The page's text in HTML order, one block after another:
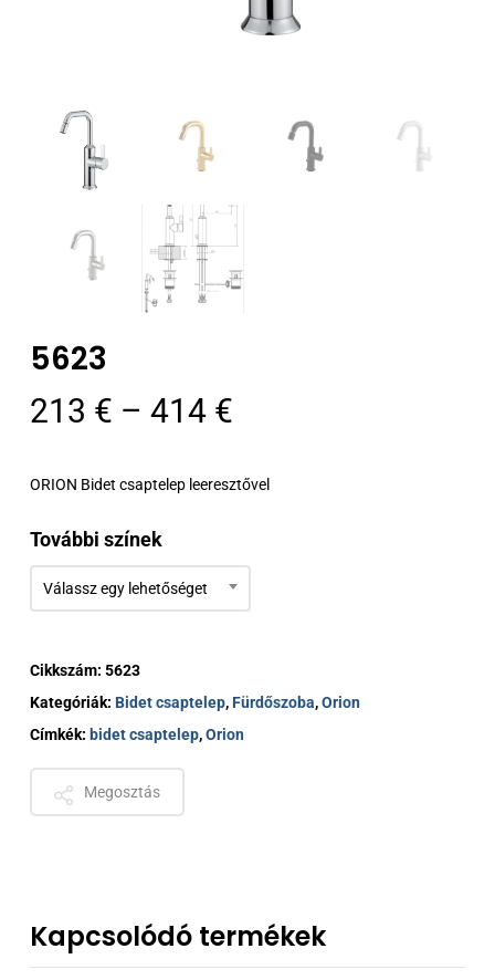
5623
213 € – 414 €Ártartomány:
-
ORION Bidet csaptelep leeresztővel
További színek
Válassz egy lehetőséget
Cikkszám: 5623
Kategóriák: Bidet csaptelep,Fürdőszoba,Orion
Címkék: bidet csaptelep,Orion
Megosztás
Kapcsolódó termékek